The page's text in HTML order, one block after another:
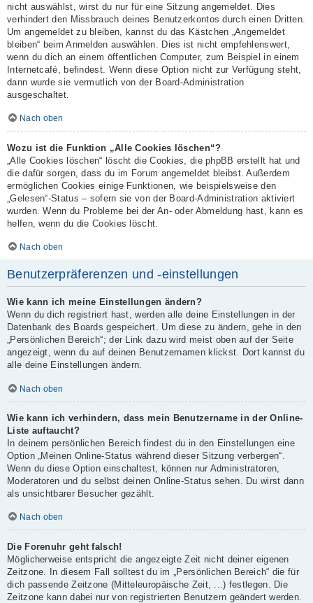
nicht auswählst, wirst du nur für eine Sitzung angemeldet. Dies
verhindert den Missbrauch deines Benutzerkontos durch einen Dritten.
Um angemeldet zu bleiben, kannst du das Kästchen „Angemeldet
bleiben“ beim Anmelden auswählen. Dies ist nicht empfehlenswert,
wenn du dich an einem öffentlichen Computer, zum Beispiel in einem
Internetcafé, befindest. Wenn diese Option nicht zur Verfügung steht,
dann wurde sie vermutlich von der Board-Administration
ausgeschaltet.
Nach oben
Wozu ist die Funktion „Alle Cookies löschen“?
„Alle Cookies löschen“ löscht die Cookies, die phpBB erstellt hat und
die dafür sorgen, dass du im Forum angemeldet bleibst. Außerdem
ermöglichen Cookies einige Funktionen, wie beispielsweise den
„Gelesen“-Status – sofern sie von der Board-Administration aktiviert
wurden. Wenn du Probleme bei der An- oder Abmeldung hast, kann es
helfen, wenn du die Cookies löscht.
Nach oben
Benutzerpräferenzen und -einstellungen
Wie kann ich meine Einstellungen ändern?
Wenn du dich registriert hast, werden alle deine Einstellungen in der
Datenbank des Boards gespeichert. Um diese zu ändern, gehe in den
„Persönlichen Bereich“; der Link dazu wird meist oben auf der Seite
angezeigt, wenn du auf deinen Benutzernamen klickst. Dort kannst du
alle deine Einstellungen ändern.
Nach oben
Wie kann ich verhindern, dass mein Benutzername in der Online-
Liste auftaucht?
In deinem persönlichen Bereich findest du in den Einstellungen eine
Option „Meinen Online-Status während dieser Sitzung verbergen“.
Wenn du diese Option einschaltest, können nur Administratoren,
Moderatoren und du selbst deinen Online-Status sehen. Du wirst dann
als unsichtbarer Besucher gezählt.
Nach oben
Die Forenuhr geht falsch!
Möglicherweise entspricht die angezeigte Zeit nicht deiner eigenen
Zeitzone. In diesem Fall solltest du im „Persönlichen Bereich“ die für
dich passende Zeitzone (Mitteleuropäische Zeit, ...) festlegen. Die
Zeitzone kann dabei nur von registrierten Benutzern geändert werden.